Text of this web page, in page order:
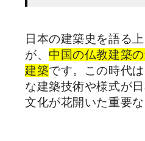
日本の建築史を語る
が、 中国の仏教建築
建築です。この時代
な建築技術や様式が
文化が花開いた重要な